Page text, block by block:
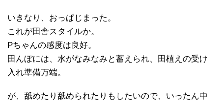
いきなり、おっぱじまった。
これが田舎スタイルか。
Pちゃんの感度は良好。
田んぼには、水がなみなみと蓄えられ、田植えの受け
入れ準備万端。
が、舐めたり舐められたりもしたいので、いったん中